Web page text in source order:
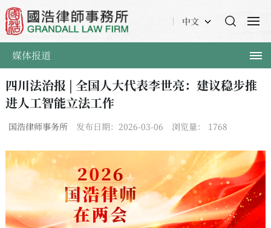
中文
媒体报道
四川法治报 | 全国人大代表李世亮：建议稳步推
进人工智能立法工作
国浩律师事务所 发布日期：2026-03-06 浏览量： 1768